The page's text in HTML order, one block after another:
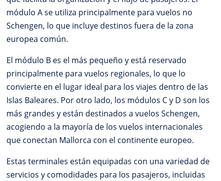
módulo A se utiliza principalmente para vuelos no
Schengen, lo que incluye destinos fuera de la zona
europea común.
El módulo B es el más pequeño y está reservado
principalmente para vuelos regionales, lo que lo
convierte en el lugar ideal para los viajes dentro de las
Islas Baleares. Por otro lado, los módulos C y D son los
más grandes y están destinados a vuelos Schengen,
acogiendo a la mayoría de los vuelos internacionales
que conectan Mallorca con el continente europeo.
Estas terminales están equipadas con una variedad de
servicios y comodidades para los pasajeros, incluidas